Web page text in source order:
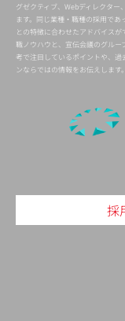
グゼクティブ、Webディレクタ
ます。同じ業種・職種の採用で
との特徴に合わせたアドバイス
職ノウハウと、宣伝会議のグル
考で注目しているポイントや、
ンならではの情報をお伝えします。
採